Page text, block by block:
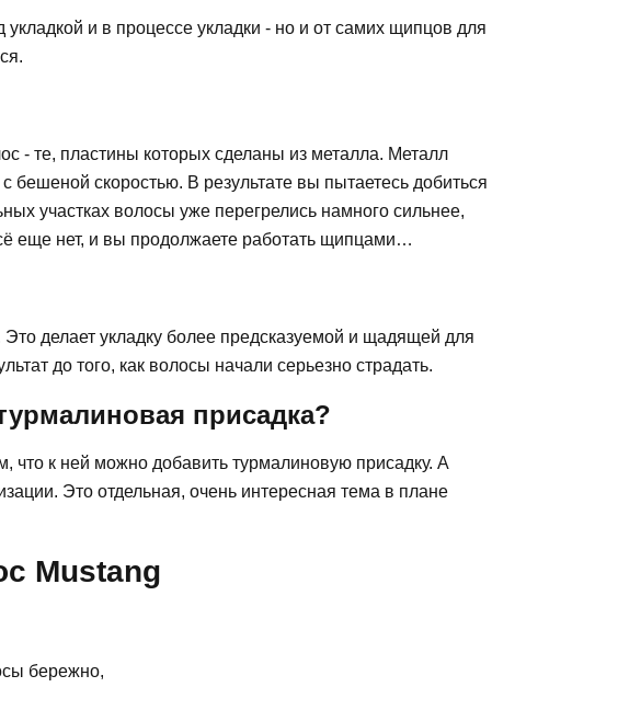
и в процессе укладки - но и от самих щипцов для
те, пластины которых сделаны из металла. Металл
бешеной скоростью. В результате вы пытаетесь добиться
участках волосы уже перегрелись намного сильнее,
еще нет, и вы продолжаете работать щипцами…
делает укладку более предсказуемой и щадящей для
до того, как волосы начали серьезно страдать.
присадка?
что к ней можно добавить турмалиновую присадку. А
Это отдельная, очень интересная тема в плане
Mustang
бережно,